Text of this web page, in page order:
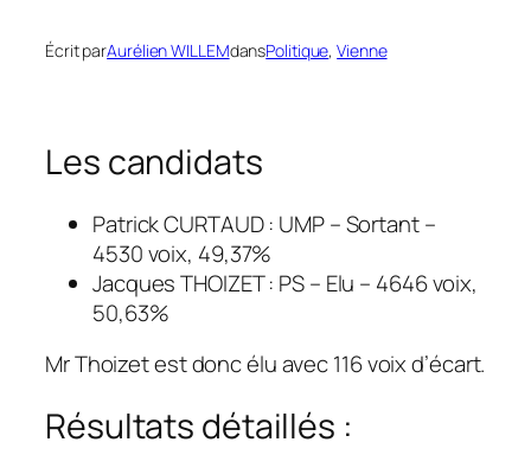
Écrit parAurélien WILLEMdansPolitique, Vienne
Les candidats
Patrick CURTAUD : UMP – Sortant –
4530 voix, 49,37%
Jacques THOIZET : PS – Elu – 4646 voix,
50,63%
Mr Thoizet est donc élu avec 116 voix d’écart.
Résultats détaillés :